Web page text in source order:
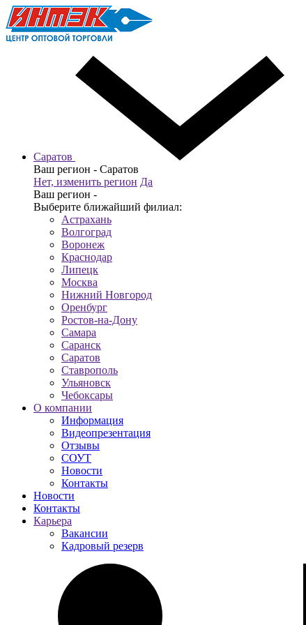
Саратов
Ваш регион - Саратов
Нет, изменить регион Да
Ваш регион -
Выберите ближайший филиал:
Астрахань
Волгоград
Воронеж
Краснодар
Липецк
Москва
Нижний Новгород
Оренбург
Ростов-на-Дону
Самара
Саранск
Саратов
Ставрополь
Ульяновск
Чебоксары
О компании
Информация
Видеопрезентация
Отзывы
СОУТ
Новости
Контакты
Новости
Контакты
Карьера
Вакансии
Кадровый резерв